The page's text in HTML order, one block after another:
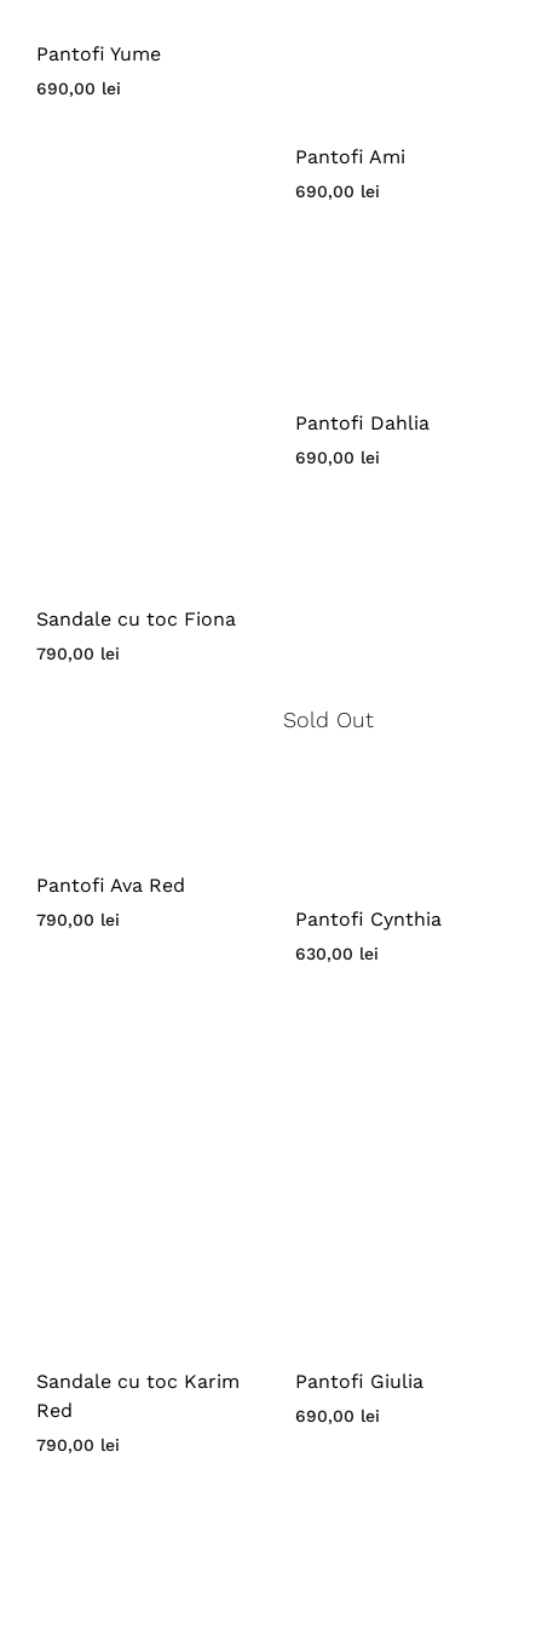
Pantofi Yume
690,00 lei
Pantofi Ami
690,00 lei
Sandale cu toc Fiona
790,00 lei
Pantofi Dahlia
690,00 lei
Pantofi Ava Red
790,00 lei
Sold Out
Pantofi Cynthia
630,00 lei
Sandale cu toc Karim
Red
790,00 lei
Pantofi Giulia
690,00 lei